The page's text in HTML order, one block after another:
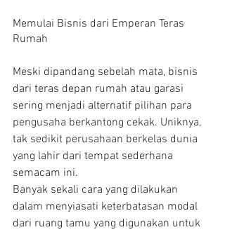
Memulai Bisnis dari Emperan Teras
Rumah
Meski dipandang sebelah mata, bisnis
dari teras depan rumah atau garasi
sering menjadi alternatif pilihan para
pengusaha berkantong cekak. Uniknya,
tak sedikit perusahaan berkelas dunia
yang lahir dari tempat sederhana
semacam ini.
Banyak sekali cara yang dilakukan
dalam menyiasati keterbatasan modal
dari ruang tamu yang digunakan untuk